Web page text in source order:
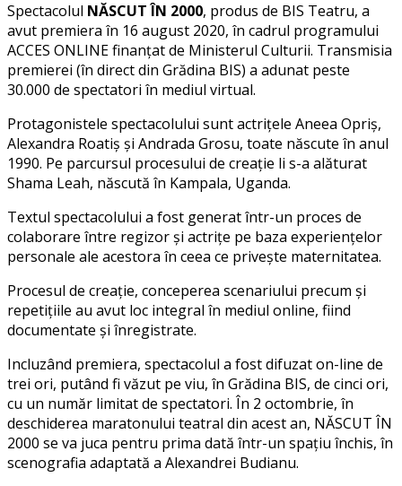
Spectacolul NĂSCUT ÎN 2000, produs de BIS Teatru, a
avut premiera în 16 august 2020, în cadrul programului
ACCES ONLINE finanțat de Ministerul Culturii. Transmisia
premierei (în direct din Grădina BIS) a adunat peste
30.000 de spectatori în mediul virtual.
Protagonistele spectacolului sunt actrițele Aneea Opriș,
Alexandra Roatiș și Andrada Grosu, toate născute în anul
1990. Pe parcursul procesului de creație li s-a alăturat
Shama Leah, născută în Kampala, Uganda.
Textul spectacolului a fost generat într-un proces de
colaborare între regizor și actrițe pe baza experiențelor
personale ale acestora în ceea ce privește maternitatea.
Procesul de creație, conceperea scenariului precum și
repetițiile au avut loc integral în mediul online, fiind
documentate și înregistrate.
Incluzând premiera, spectacolul a fost difuzat on-line de
trei ori, putând fi văzut pe viu, în Grădina BIS, de cinci ori,
cu un număr limitat de spectatori. În 2 octombrie, în
deschiderea maratonului teatral din acest an, NĂSCUT ÎN
2000 se va juca pentru prima dată într-un spațiu închis, în
scenografia adaptată a Alexandrei Budianu.